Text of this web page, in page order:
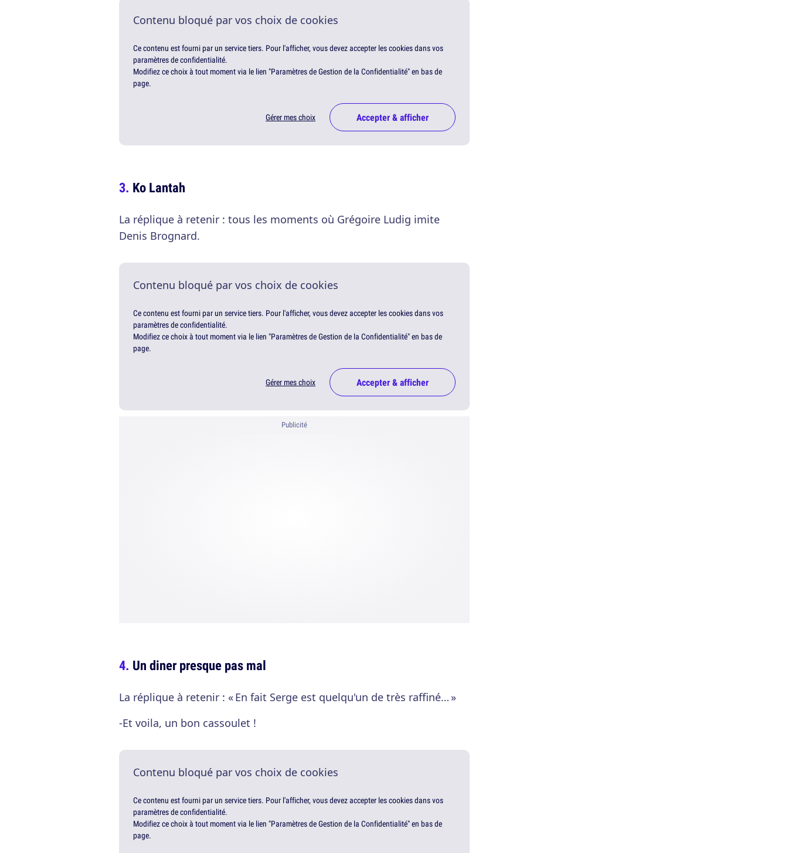
Contenu bloqué par vos choix de cookies
Ce contenu est fourni par un service tiers. Pour l'afficher, vous devez accepter les cookies dans vos
paramètres de confidentialité.
Modifiez ce choix à tout moment via le lien "Paramètres de Gestion de la Confidentialité" en bas de
page.
Gérer mes choix Accepter & afficher
Ko Lantah
La réplique à retenir : tous les moments où Grégoire Ludig imite
Denis Brognard.
Contenu bloqué par vos choix de cookies
Ce contenu est fourni par un service tiers. Pour l'afficher, vous devez accepter les cookies dans vos
paramètres de confidentialité.
Modifiez ce choix à tout moment via le lien "Paramètres de Gestion de la Confidentialité" en bas de
page.
Gérer mes choix Accepter & afficher
Publicité
Un diner presque pas mal
La réplique à retenir : « En fait Serge est quelqu'un de très raffiné… »
-Et voila, un bon cassoulet !
Contenu bloqué par vos choix de cookies
Ce contenu est fourni par un service tiers. Pour l'afficher, vous devez accepter les cookies dans vos
paramètres de confidentialité.
Modifiez ce choix à tout moment via le lien "Paramètres de Gestion de la Confidentialité" en bas de
page.